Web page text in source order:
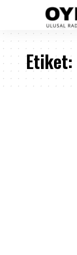
Etiket: